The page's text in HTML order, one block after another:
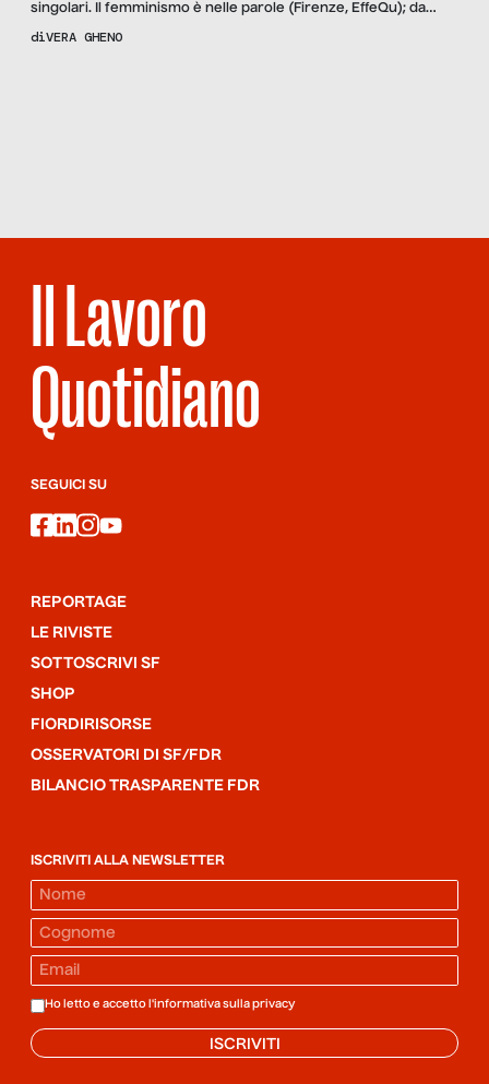
singolari. Il femminismo è nelle parole (Firenze, EffeQu); da
allora, ho avuto modo di presentarlo in varie città. Nella maggior
diVERA GHENO
Il Lavoro
Quotidiano
SEGUICI SU
facebook
linkedin
instagram
youtube
REPORTAGE
LE RIVISTE
SOTTOSCRIVI SF
SHOP
FIORDIRISORSE
OSSERVATORI DI SF/FDR
BILANCIO TRASPARENTE FDR
ISCRIVITI ALLA NEWSLETTER
Ho letto e accetto l'informativa sulla privacy
ISCRIVITI